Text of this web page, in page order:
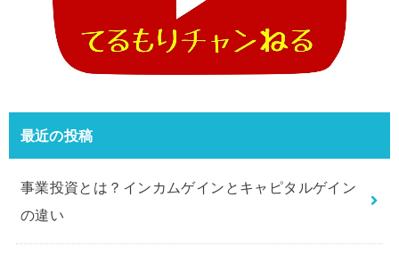
最近の投稿
事業投資とは？インカムゲインとキャピタルゲイン
の違い